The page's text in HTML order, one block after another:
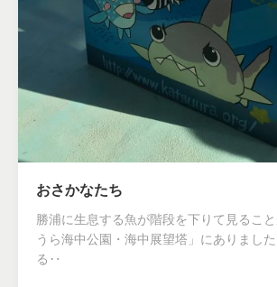
おさかなたち
勝浦に生息する魚が階段を下りて見るこ
うら海中公園・海中展望塔」にありまし
る‥